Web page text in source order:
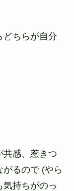
どちらが自分
共感、惹きつ
るので (やら
気持ちがのっ